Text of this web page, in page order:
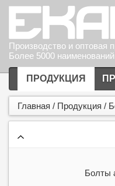
Производство и оптовая
Более 5000
ПРОДУКЦИЯ
Главная / Продукция /
Болты